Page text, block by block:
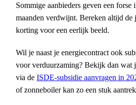
Sommige aanbieders geven een
maanden verdwijnt. Bereken altijd de
korting voor een eerlijk beeld.
Wil je naast je energiecontract ook
voor verduurzaming? Bekijk dan wat
via de ISDE-subsidie aanvragen in
of zonneboiler kan zo een stuk